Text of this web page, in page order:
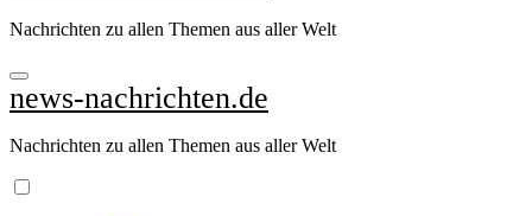
Nachrichten zu allen Themen aus aller Welt
news-nachrichten.de
Nachrichten zu allen Themen aus aller Welt